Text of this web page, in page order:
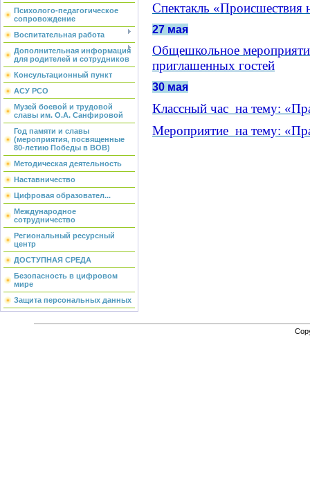
Психолого-педагогическое
сопровождение
Воспитательная работа
Дополнительная информация
для родителей и сотрудников
Консультационный пункт
АСУ РСО
Музей боевой и трудовой
славы им. О.А. Санфировой
Год памяти и славы
(мероприятия, посвященные
80-летию Победы в ВОВ)
Методическая деятельность
Наставничество
Цифровая образовател...
Международное
сотрудничество
Региональный ресурсный
центр
ДОСТУПНАЯ СРЕДА
Безопасность в цифровом
мире
Защита персональных данных
Спектакль «Происшествия
27 мая
Общешкольное
приглашенных гостей
30 мая
Классный час на тему:
Мероприятие на тему: